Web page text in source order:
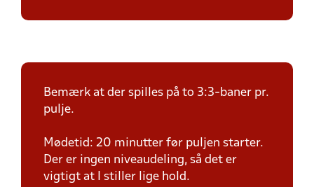
Bemærk at der spilles på to 3:3-baner pr.
pulje.
Mødetid: 20 minutter før puljen starter.
Der er ingen niveaudeling, så det er
vigtigt at I stiller lige hold.